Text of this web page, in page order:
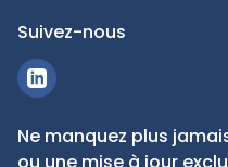
Suivez-nous
Ne manquez plus